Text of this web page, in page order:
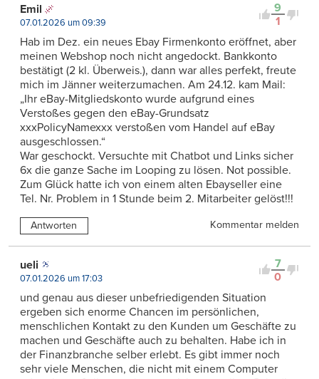
9
1
Emil
07.01.2026 um 09:39
Hab im Dez. ein neues Ebay Firmenkonto eröffnet, aber
meinen Webshop noch nicht angedockt. Bankkonto
bestätigt (2 kl. Überweis.), dann war alles perfekt, freute
mich im Jänner weiterzumachen. Am 24.12. kam Mail:
„Ihr eBay-Mitgliedskonto wurde aufgrund eines
Verstoßes gegen den eBay-Grundsatz
xxxPolicyNamexxx verstoßen vom Handel auf eBay
ausgeschlossen.“
War geschockt. Versuchte mit Chatbot und Links sicher
6x die ganze Sache im Looping zu lösen. Not possible.
Zum Glück hatte ich von einem alten Ebayseller eine
Tel. Nr. Problem in 1 Stunde beim 2. Mitarbeiter gelöst!!!
Antworten Kommentar melden
7
0
ueli
07.01.2026 um 17:03
und genau aus dieser unbefriedigenden Situation
ergeben sich enorme Chancen im persönlichen,
menschlichen Kontakt zu den Kunden um Geschäfte zu
machen und Geschäfte auch zu behalten. Habe ich in
der Finanzbranche selber erlebt. Es gibt immer noch
sehr viele Menschen, die nicht mit einem Computer